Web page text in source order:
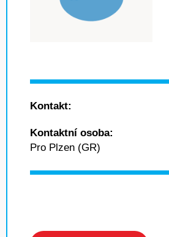
Kontakt:
Kontaktní osoba:
Pro Plzen (GR)